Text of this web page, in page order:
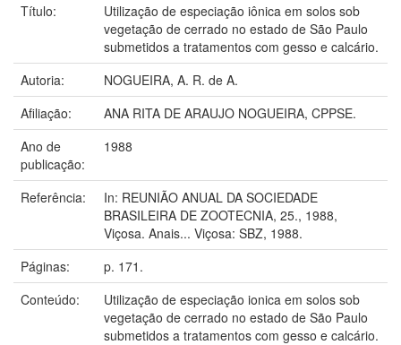
Título:
Utilização de especiação iônica em solos sob
vegetação de cerrado no estado de São Paulo
submetidos a tratamentos com gesso e calcário.
Autoria:
NOGUEIRA, A. R. de A.
Afiliação:
ANA RITA DE ARAUJO NOGUEIRA, CPPSE.
Ano de
publicação:
1988
Referência:
In: REUNIÃO ANUAL DA SOCIEDADE
BRASILEIRA DE ZOOTECNIA, 25., 1988,
Viçosa. Anais... Viçosa: SBZ, 1988.
Páginas:
p. 171.
Conteúdo:
Utilização de especiação ionica em solos sob
vegetação de cerrado no estado de São Paulo
submetidos a tratamentos com gesso e calcário.